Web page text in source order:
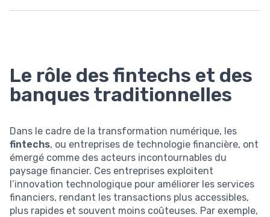
Le rôle des fintechs et des
banques traditionnelles
Dans le cadre de la transformation numérique, les
fintechs, ou entreprises de technologie financière, ont
émergé comme des acteurs incontournables du
paysage financier. Ces entreprises exploitent
l’innovation technologique pour améliorer les services
financiers, rendant les transactions plus accessibles,
plus rapides et souvent moins coûteuses. Par exemple,